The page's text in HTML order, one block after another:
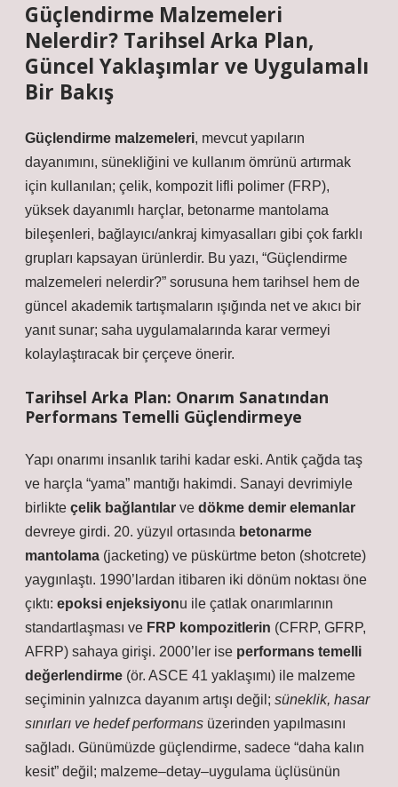
Güçlendirme Malzemeleri
Nelerdir? Tarihsel Arka Plan,
Güncel Yaklaşımlar ve Uygulamalı
Bir Bakış
Güçlendirme malzemeleri, mevcut yapıların
dayanımını, sünekliğini ve kullanım ömrünü artırmak
için kullanılan; çelik, kompozit lifli polimer (FRP),
yüksek dayanımlı harçlar, betonarme mantolama
bileşenleri, bağlayıcı/ankraj kimyasalları gibi çok farklı
grupları kapsayan ürünlerdir. Bu yazı, “Güçlendirme
malzemeleri nelerdir?” sorusuna hem tarihsel hem de
güncel akademik tartışmaların ışığında net ve akıcı bir
yanıt sunar; saha uygulamalarında karar vermeyi
kolaylaştıracak bir çerçeve önerir.
Tarihsel Arka Plan: Onarım Sanatından
Performans Temelli Güçlendirmeye
Yapı onarımı insanlık tarihi kadar eski. Antik çağda taş
ve harçla “yama” mantığı hakimdi. Sanayi devrimiyle
birlikte çelik bağlantılar ve dökme demir elemanlar
devreye girdi. 20. yüzyıl ortasında betonarme
mantolama (jacketing) ve püskürtme beton (shotcrete)
yaygınlaştı. 1990’lardan itibaren iki dönüm noktası öne
çıktı: epoksi enjeksiyonu ile çatlak onarımlarının
standartlaşması ve FRP kompozitlerin (CFRP, GFRP,
AFRP) sahaya girişi. 2000’ler ise performans temelli
değerlendirme (ör. ASCE 41 yaklaşımı) ile malzeme
seçiminin yalnızca dayanım artışı değil; süneklik, hasar
sınırları ve hedef performans üzerinden yapılmasını
sağladı. Günümüzde güçlendirme, sadece “daha kalın
kesit” değil; malzeme–detay–uygulama üçlüsünün